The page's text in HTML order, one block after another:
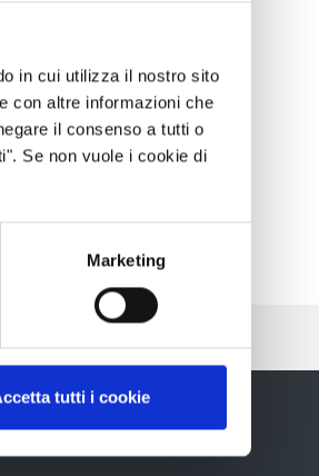
in cui utilizza il nostro sito
con altre informazioni che
il consenso a tutti o
Se non vuole i cookie di
Marketing
tutti i cookie